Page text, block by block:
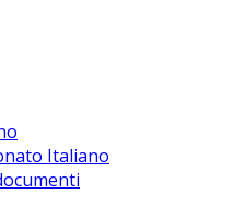
Italiano